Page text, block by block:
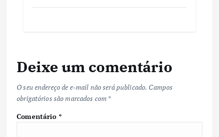
Deixe um comentário
O seu endereço de e-mail não será publicado. Campos
obrigatórios são marcados com *
Comentário *